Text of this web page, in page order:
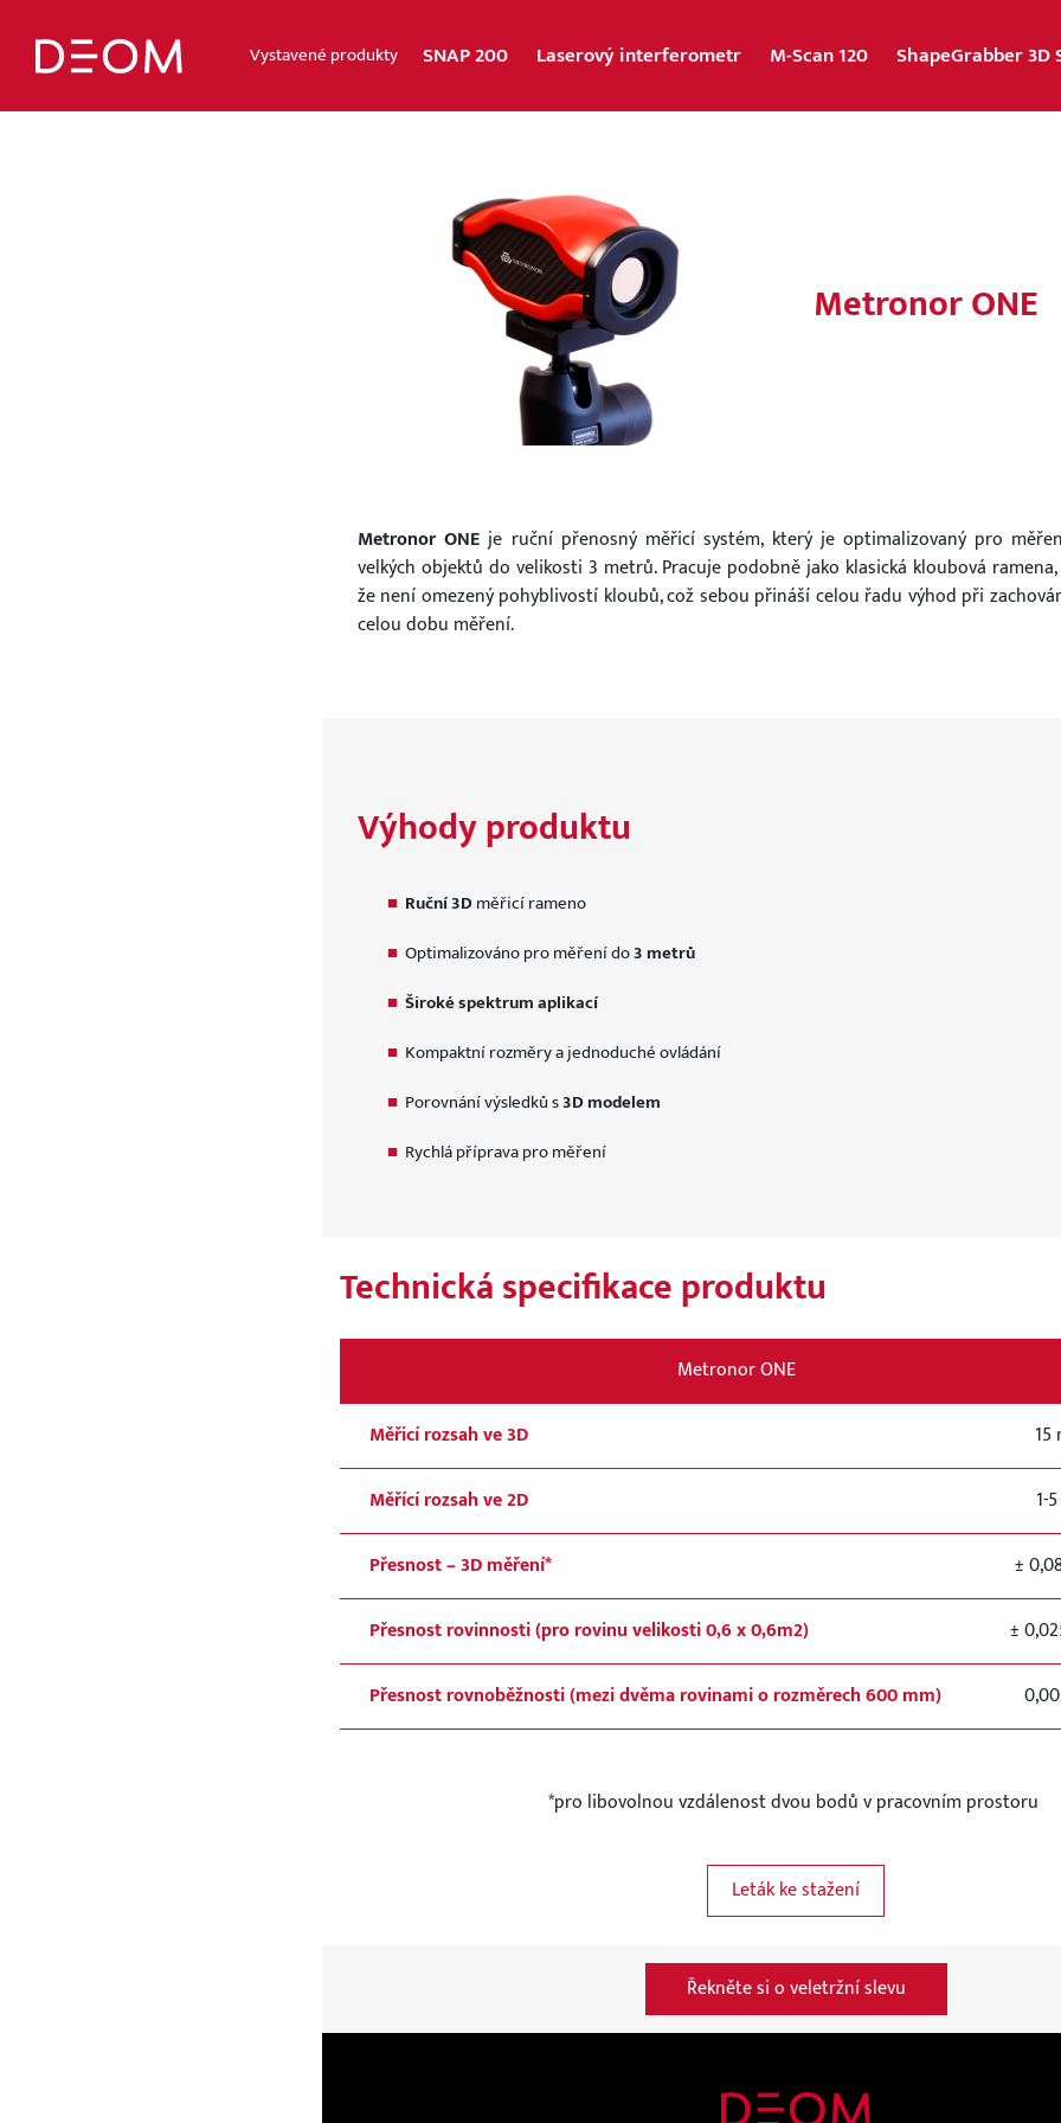
Vystavené produkty SNAP 200 Laserový interferometr M-Scan 120 ShapeGrabber 3D
Metronor ONE
Metronor ONE je ruční přenosný měřicí systém, který je optimalizovaný pro
velkých objektů do velikosti 3 metrů. Pracuje podobně jako klasická kloubová
že není omezený pohyblivostí kloubů, což sebou přináší celou řadu výhod při
celou dobu měření.
Výhody produktu
Ruční 3Dměřicí rameno
Optimalizováno pro měření do3 metrů
Široké spektrum aplikací
Kompaktní rozměry a jednoduché ovládání
Porovnání výsledků s3D modelem
Rychlá příprava pro měření
Technická specifikace produktu
Metronor ONE
Měřicí rozsah ve 3D 15
Měřící rozsah ve 2D 1-
Přesnost – 3D měření* ±
Přesnost rovinnosti (pro rovinu velikosti 0,6 x 0,6m2) ±
Přesnost rovnoběžnosti (mezi dvěma rovinami o rozměrech 600 mm)
*pro libovolnou vzdálenost dvou bodů v pracovním prostoru
Leták ke stažení
Řekněte si o veletržní slevu